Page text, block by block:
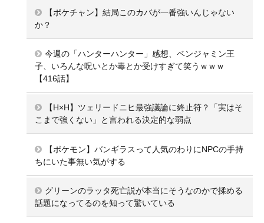
【ポケチャン】結局このカバが一番強いんじゃない
か？
今週の「ハンターハンター」感想、ベンジャミン王
子、いろんな呪いとか毒とか受けすぎて笑うｗｗｗ
【416話】
【H×H】ツェリードニヒ最強議論に終止符？「実はそ
こまで強くない」と言われる決定的な弱点
【ポケモン】バンギラスって人気のわりにNPCの手持
ちにいた事無い気がする
グリーンのラッタ死亡説が本当にそうなのかで揉める
話題になってるのを知って驚いている